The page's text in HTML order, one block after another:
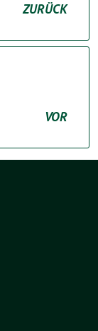
ZURÜCK
VOR